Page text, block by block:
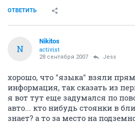
ОТВЕТИТЬ
N
Nikitos
activist
28 сентября 2007 Jess
хорошо, что "языка" взяли
информация, так сказать из
я вот тут еще задумался по
авто... кто нибудь стоянки в
знает? а то за место на